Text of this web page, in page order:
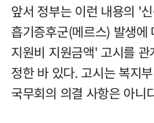
앞서 정부는 이런 내용의 '
흡기증후군(메르스) 발생
지원비 지원금액' 고시를
정한 바 있다. 고시는 복지
국무회의 의결 사항은 아니